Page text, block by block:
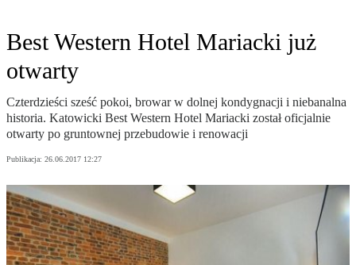
Best Western Hotel Mariacki już
otwarty
Czterdzieści sześć pokoi, browar w dolnej kondygnacji i niebanalna
historia. Katowicki Best Western Hotel Mariacki został oficjalnie
otwarty po gruntownej przebudowie i renowacji
Publikacja: 26.06.2017 12:27